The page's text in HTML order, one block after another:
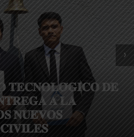
𝐓𝐄𝐂𝐍𝐎𝐋𝐎́𝐆𝐈𝐂𝐎 𝐃𝐄
𝐀 𝐋𝐀
𝐍𝐔𝐄𝐕𝐎𝐒
›